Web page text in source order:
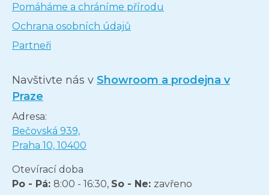
Pomáháme a chráníme přírodu
Ochrana osobních údajů
Partneři
Navštivte nás v Showroom a prodejna v
Praze
Adresa:
Bečovská 939,
Praha 10, 10400
Otevírací doba
Po - Pá: 8:00 - 16:30, So - Ne: zavřeno